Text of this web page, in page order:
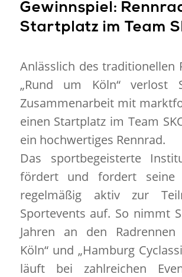
Gewinnspiel:
Startplatz im Team
Anlässlich des traditionellen
„Rund um Köln“ verlost
Zusammenarbeit mit
einen Startplatz im Team
ein hochwertiges Rennrad.
Das sportbegeisterte
fördert und fordert seine
regelmäßig aktiv zur
Sportevents auf. So nimmt
Jahren an den Radrennen
Köln“ und „Hamburg
läuft bei zahlreichen